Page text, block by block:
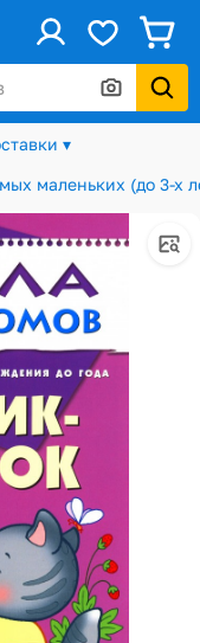
▾
маленьких (до 3-х